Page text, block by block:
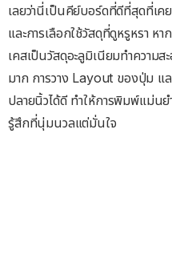
เลยว่านี่เป็นคีย์บอร์ดที่ดีที่สุดที่เค
และการเลือกใช้วัสดุที่ดูหรูหรา หา
เคสเป็นวัสดุอะลูมิเนียมทำความ
มาก การวาง Layout ของปุ่ม แ
ปลายนิ้วได้ดี ทำให้การพิมพ์แม่น
รู้สึกที่นุ่มนวลแต่มั่นใจ